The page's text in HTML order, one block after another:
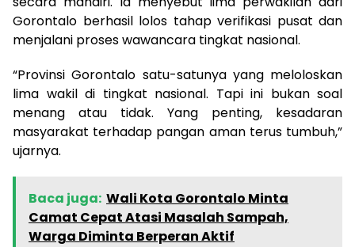
Gorontalo berhasil lolos tahap verifikasi pusat dan
menjalani proses wawancara tingkat nasional.
“Provinsi Gorontalo satu-satunya yang meloloskan
lima wakil di tingkat nasional. Tapi ini bukan soal
menang atau tidak. Yang penting, kesadaran
masyarakat terhadap pangan aman terus tumbuh,”
ujarnya.
Baca juga: Wali Kota Gorontalo Minta
Camat Cepat Atasi Masalah Sampah,
Warga Diminta Berperan Aktif